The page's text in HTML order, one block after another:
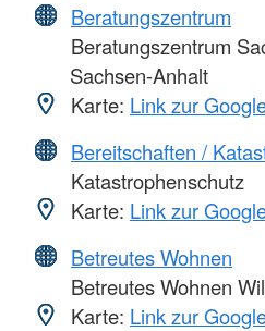
Beratungszentrum
Beratungszentrum
Sachsen-Anhalt
Karte: Link zur
Bereitschaften /
Katastrophenschutz
Karte: Link zur
Betreutes Wohnen
Betreutes Wohnen
Karte: Link zur